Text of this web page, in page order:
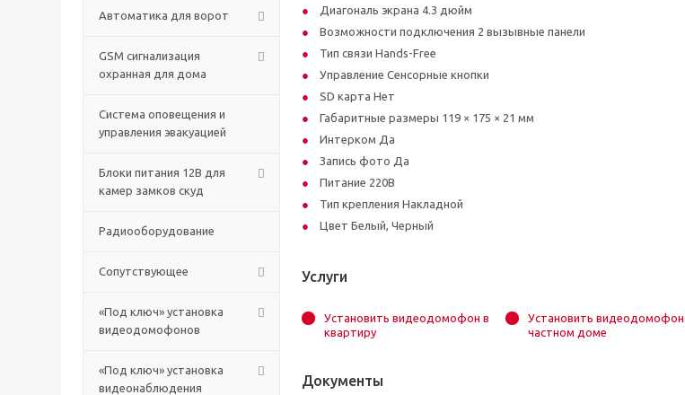
Автоматика для ворот
GSM сигнализация
охранная для дома
Cистема оповещения и
управления эвакуацией
Блоки питания 12В для
камер замков скуд
Радиооборудование
Сопутствующее
«Под ключ» установка
видеодомофонов
«Под ключ» установка
видеонаблюдения
Диагональ экрана 4.3 дюйм
Возможности подключения 2 вызывные панели
Тип связи Hands-Free
Управление Сенсорные кнопки
SD карта Нет
Габаритные размеры 119 × 175 × 21 мм
Интерком Да
Запись фото Да
Питание 220В
Тип крепления Накладной
Цвет Белый, Черный
Услуги
Установить видеодомофон в
квартиру
Установить видеодомофон
частном доме
Документы